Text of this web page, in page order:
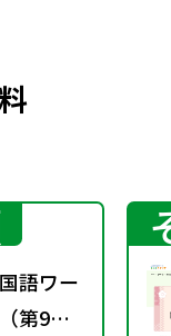
語ワー
第9